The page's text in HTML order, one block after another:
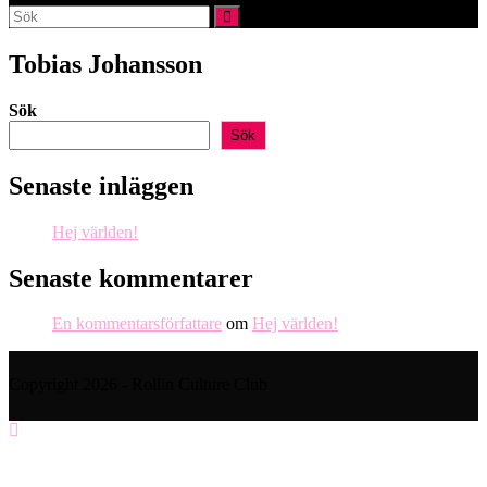
Tobias Johansson
Sök
Sök
Senaste inläggen
Hej världen!
Senaste kommentarer
En kommentarsförfattare om Hej världen!